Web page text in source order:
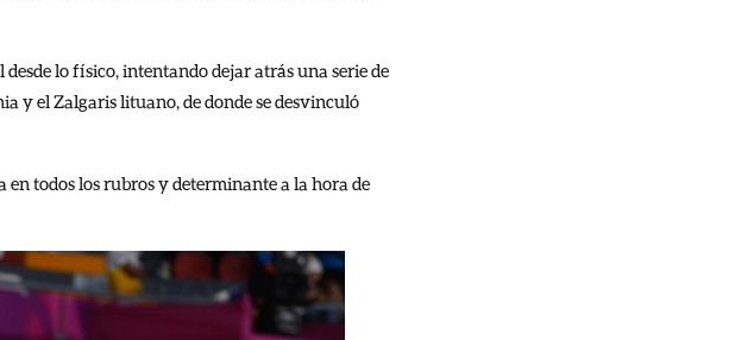
lo físico, intentando dejar atrás una serie de
y el Zalgaris lituano, de donde se desvinculó
todos los rubros y determinante a la hora de